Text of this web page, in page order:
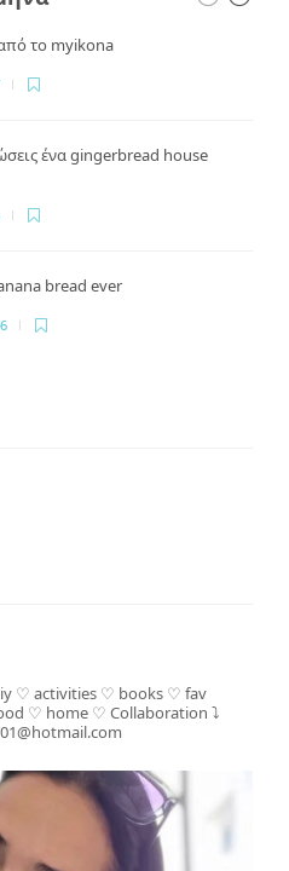
το myikona
ένα gingerbread house
bread ever
♡ activities ♡ books ♡ fav
♡ home ♡ Collaboration ⤵️